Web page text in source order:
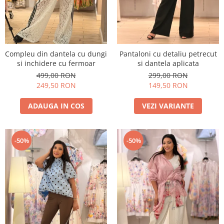
Compleu din dantela cu dungi
si inchidere cu fermoar
499,00 RON
249,50 RON
ADAUGA IN COS
Pantaloni cu detaliu petrecut
si dantela aplicata
299,00 RON
149,50 RON
VEZI VARIANTE
-50% -50%